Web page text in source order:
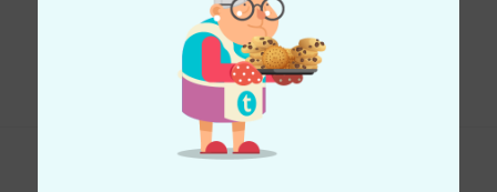
Gefällt Ihnen, was Sie sehen?
Teilen Hilfe & Feedback